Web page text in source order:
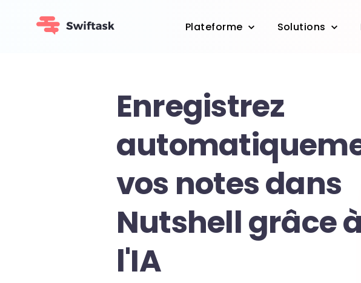
Plateforme Solutions
Enregistrez
vos notes dans
Nutshell grâce à
l'IA